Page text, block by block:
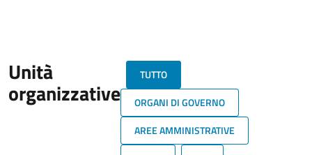
Unità
organizzative
TUTTO
ORGANI DI GOVERNO
AREE AMMINISTRATIVE